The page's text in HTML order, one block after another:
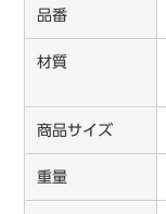
品番
材質
商品サイズ
重量